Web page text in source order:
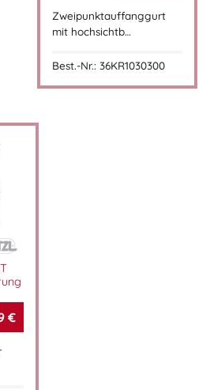
in der Höhe
Masten oder Dachkonstruktionen
mit Arbeitsweste, EN 361
Safety Auffanggurt, Zweipunkt-
mit Taschen, PSA
Bau, Industrie Auffanggurt
und Haltegurte
Zweipunktauffanggurt
mit hochsichtb…
Best.-Nr.: 36KR1030300
€